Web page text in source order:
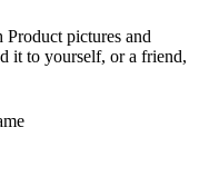
pictures and
it to yourself, or a friend,